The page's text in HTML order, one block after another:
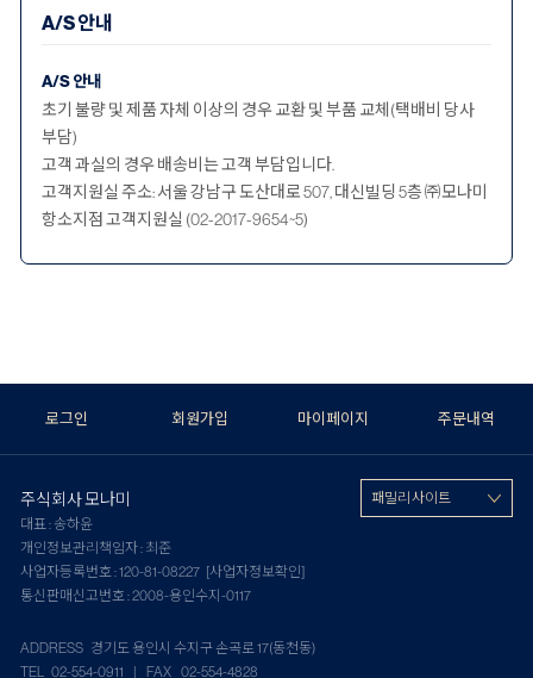
A/S 안내
A/S 안내
초기 불량 및 제품 자체 이상의 경우 교환 및 부품 교체(택배비 당사
부담)
고객 과실의 경우 배송비는 고객 부담입니다.
고객지원실 주소: 서울 강남구 도산대로 507, 대신빌딩 5층 ㈜모나미
항소지점 고객지원실 (02-2017-9654~5)
로그인 회원가입 마이페이지 주문내역
주식회사 모나미
대표 : 송하윤
개인정보관리책임자 : 최준
사업자등록번호 : 120-81-08227 [사업자정보확인]
통신판매신고번호 : 2008-용인수지-0117
ADDRESS 경기도 용인시 수지구 손곡로 17(동천동)
TEL 02-554-0911 | FAX 02-554-4828
패밀리 사이트